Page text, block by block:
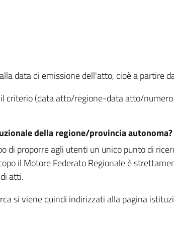
data di emissione dell'atto, cioè a partire
criterio (data atto/regione-data atto/
della regione/provincia autonoma?
di proporre agli utenti un unico punto di
il Motore Federato Regionale è
atti.
si viene quindi indirizzati alla pagina